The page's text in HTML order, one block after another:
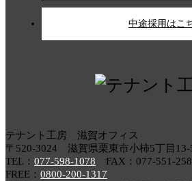
中途採用はこ
テナント工房 滋賀オフィス
〒520-3024 滋賀県栗東市小柿5丁目13-
TEL： 077-598-1078 FAX：077-551-
FREE： 0800-200-1317